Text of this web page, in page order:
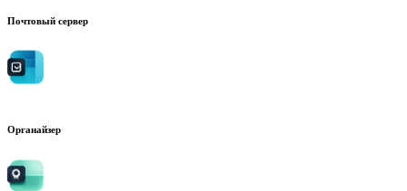
Почтовый сервер
Органайзер